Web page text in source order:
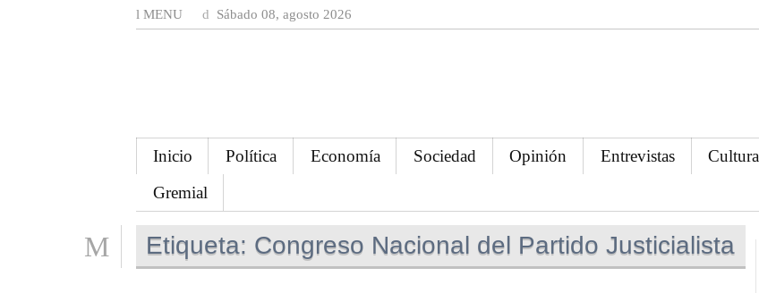
MENU Sábado 08, agosto 2026
Inicio Política Economía Sociedad Opinión Entrevistas Cultura
Gremial
Etiqueta: Congreso Nacional del Partido Justicialista